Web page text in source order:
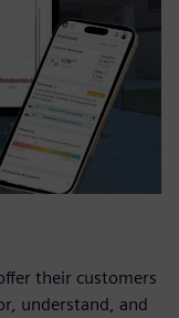
their customers
understand, and